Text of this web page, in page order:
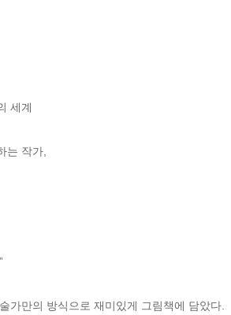
세계
는 작가,
가만의 방식으로 재미있게 그림책에 담았다.